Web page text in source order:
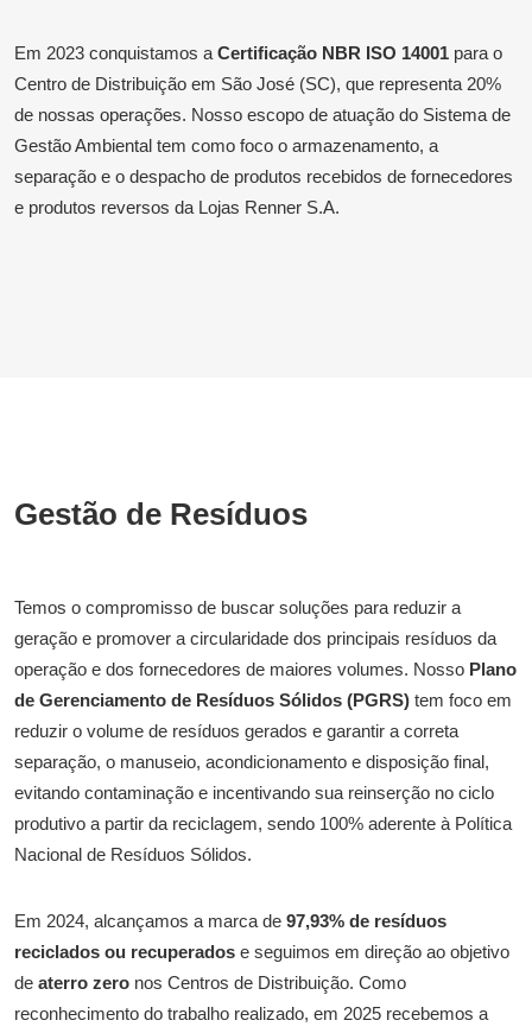
Em 2023 conquistamos a Certificação NBR ISO 14001 para o
Centro de Distribuição em São José (SC), que representa 20%
de nossas operações. Nosso escopo de atuação do Sistema de
Gestão Ambiental tem como foco o armazenamento, a
separação e o despacho de produtos recebidos de fornecedores
e produtos reversos da Lojas Renner S.A.
Gestão de Resíduos
Temos o compromisso de buscar soluções para reduzir a
geração e promover a circularidade dos principais resíduos da
operação e dos fornecedores de maiores volumes. Nosso Plano
de Gerenciamento de Resíduos Sólidos (PGRS) tem foco em
reduzir o volume de resíduos gerados e garantir a correta
separação, o manuseio, acondicionamento e disposição final,
evitando contaminação e incentivando sua reinserção no ciclo
produtivo a partir da reciclagem, sendo 100% aderente à Política
Nacional de Resíduos Sólidos.
Em 2024, alcançamos a marca de 97,93% de resíduos
reciclados ou recuperados e seguimos em direção ao objetivo
de aterro zero nos Centros de Distribuição. Como
reconhecimento do trabalho realizado, em 2025 recebemos a